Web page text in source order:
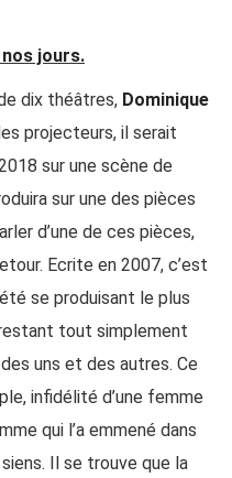
nos jours.
dix théâtres, Dominique
projecteurs, il serait
sur une scène de
sur une des pièces
d’une de ces pièces,
Ecrite en 2007, c’est
se produisant le plus
tout simplement
uns et des autres. Ce
infidélité d’une femme
qui l’a emmené dans
Il se trouve que la